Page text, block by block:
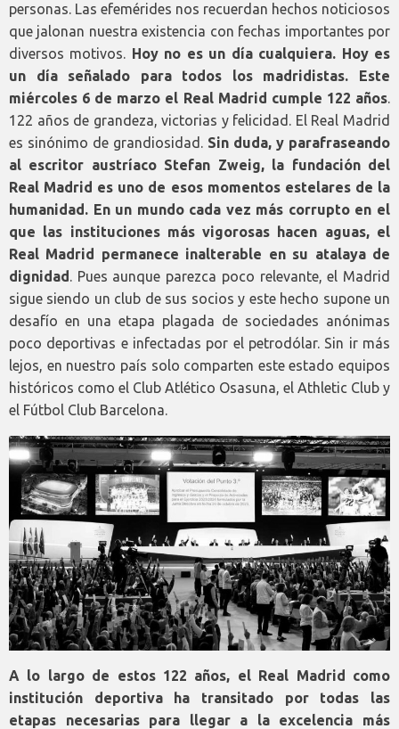
personas. Las efemérides nos recuerdan hechos noticiosos
que jalonan nuestra existencia con fechas importantes por
diversos motivos. Hoy no es un día cualquiera. Hoy es
un día señalado para todos los madridistas. Este
miércoles 6 de marzo el Real Madrid cumple 122 años.
122 años de grandeza, victorias y felicidad. El Real Madrid
es sinónimo de grandiosidad. Sin duda, y parafraseando
al escritor austríaco Stefan Zweig, la fundación del
Real Madrid es uno de esos momentos estelares de la
humanidad. En un mundo cada vez más corrupto en el
que las instituciones más vigorosas hacen aguas, el
Real Madrid permanece inalterable en su atalaya de
dignidad. Pues aunque parezca poco relevante, el Madrid
sigue siendo un club de sus socios y este hecho supone un
desafío en una etapa plagada de sociedades anónimas
poco deportivas e infectadas por el petrodólar. Sin ir más
lejos, en nuestro país solo comparten este estado equipos
históricos como el Club Atlético Osasuna, el Athletic Club y
el Fútbol Club Barcelona.
A lo largo de estos 122 años, el Real Madrid como
institución deportiva ha transitado por todas las
etapas necesarias para llegar a la excelencia más